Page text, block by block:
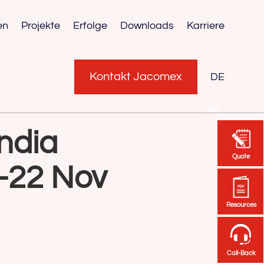
Quote
Resources
Call-Back
Quote
Resources
Call-Back
Projekte Erfolge Downloads Karriere
Kontakt Jacomex DE
Nov